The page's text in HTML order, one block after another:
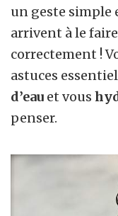
un geste simple
arrivent à le
correctement !
astuces
d’eau et vous
penser.